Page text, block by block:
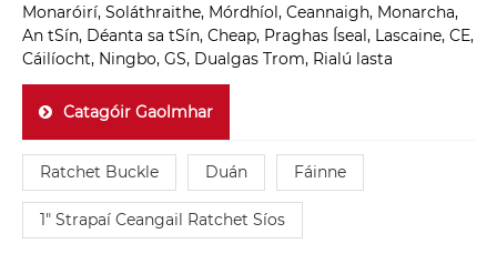
Monaróirí, Soláthraithe, Mórdhíol, Ceannaigh, Monarcha,
An tSín, Déanta sa tSín, Cheap, Praghas Íseal, Lascaine, CE,
Cáilíocht, Ningbo, GS, Dualgas Trom, Rialú lasta
Catagóir Gaolmhar
Ratchet Buckle Duán Fáinne
1" Strapaí Ceangail Ratchet Síos